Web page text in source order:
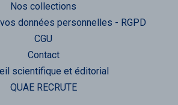
Nos collections
données personnelles - RGPD
CGU
Contact
scientifique et éditorial
QUAE RECRUTE